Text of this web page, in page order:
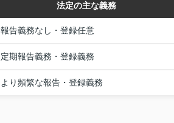
法定の主な義務
報告義務なし・登録任意
定期報告義務・登録義務
より頻繁な報告・登録義務